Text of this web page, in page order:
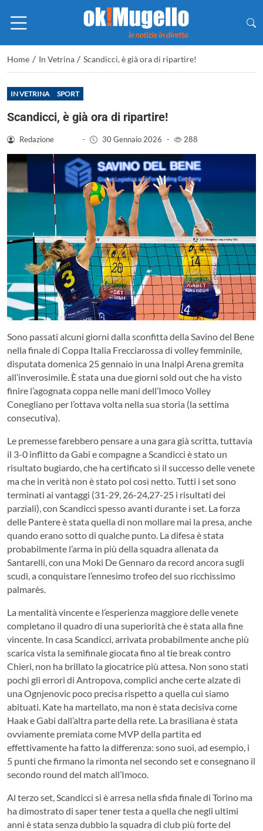
Home / In Vetrina / Scandicci, è già ora di ripartire!
IN VETRINA SPORT
Scandicci, è già ora di ripartire!
Redazione - 30 Gennaio 2026 - 288
Sono passati alcuni giorni dalla sconfitta della Savino del Bene
nella finale di Coppa Italia Frecciarossa di volley femminile,
disputata domenica 25 gennaio in una Inalpi Arena gremita
all’inverosimile. È stata una due giorni sold out che ha visto
finire l’agognata coppa nelle mani dell’Imoco Volley
Conegliano per l’ottava volta nella sua storia (la settima
consecutiva).
Le premesse farebbero pensare a una gara già scritta, tuttavia
il 3-0 inflitto da Gabi e compagne a Scandicci è stato un
risultato bugiardo, che ha certificato sì il successo delle venete
ma che in verità non è stato poi così netto. Tutti i set sono
terminati ai vantaggi (31-29, 26-24,27-25 i risultati dei
parziali), con Scandicci spesso avanti durante i set. La forza
delle Pantere è stata quella di non mollare mai la presa, anche
quando erano sotto di qualche punto. La difesa è stata
probabilmente l’arma in più della squadra allenata da
Santarelli, con una Moki De Gennaro da record ancora sugli
scudi, a conquistare l’ennesimo trofeo del suo ricchissimo
palmarès.
La mentalità vincente e l’esperienza maggiore delle venete
completano il quadro di una superiorità che è stata alla fine
vincente. In casa Scandicci, arrivata probabilmente anche più
scarica vista la semifinale giocata fino al tie break contro
Chieri, non ha brillato la giocatrice più attesa. Non sono stati
pochi gli errori di Antropova, complici anche certe alzate di
una Ognjenovic poco precisa rispetto a quella cui siamo
abituati. Kate ha martellato, ma non è stata decisiva come
Haak e Gabi dall’altra parte della rete. La brasiliana è stata
ovviamente premiata come MVP della partita ed
effettivamente ha fatto la differenza: sono suoi, ad esempio, i
5 punti che firmano la rimonta nel secondo set e consegnano il
secondo round del match all’Imoco.
Al terzo set, Scandicci si è arresa nella sfida finale di Torino ma
ha dimostrato di saper tener testa a quella che negli ultimi
anni è stata senza dubbio la squadra di club più forte del